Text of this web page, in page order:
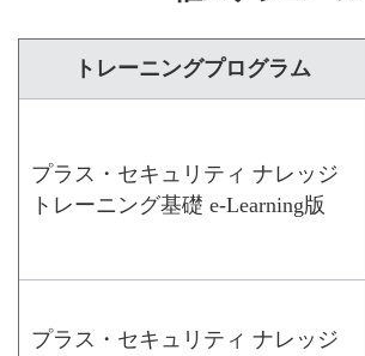
トレーニングプログラム
プラス・セキュリティ ナレッジ
トレーニング基礎 e-Learning版
プラス・セキュリティ ナレッジ